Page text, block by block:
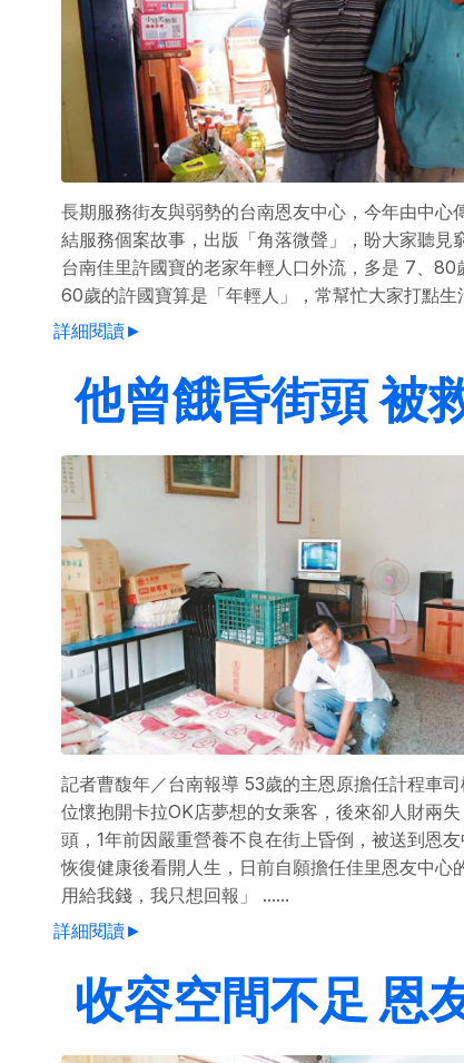
長期服務街友與弱勢的台南恩友中心，今年由中心
結服務個案故事，出版「角落微聲」，盼大家聽見
台南佳里許國寶的老家年輕人口外流，多是 7、80
60歲的許國寶算是「年輕人」，常幫忙大家打點生
詳細閱讀►
他曾餓昏街頭 被
記者曹馥年／台南報導 53歲的主恩原擔任計程車
位懷抱開卡拉OK店夢想的女乘客，後來卻人財兩
頭，1年前因嚴重營養不良在街上昏倒，被送到恩友
恢復健康後看開人生，日前自願擔任佳里恩友中心
用給我錢，我只想回報」 ......
詳細閱讀►
收容空間不足 恩